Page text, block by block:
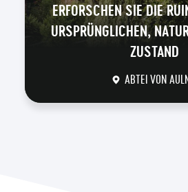
ERFORSCHEN SIE DIE
URSPRÜNGLICHEN,
ZUSTAND
ABTEI VON